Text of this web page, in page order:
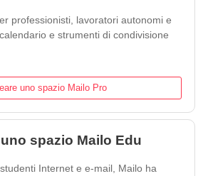
professionisti, lavoratori autonomi e
e strumenti di condivisione
uno spazio Mailo Pro
spazio Mailo Edu
Internet e e-mail, Mailo ha